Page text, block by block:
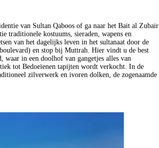
van Sultan Qaboos of ga naar het Bait al Zubair
traditionele kostuums, sieraden, wapens en
van het dagelijks leven in het sultanaat door de
en stop bij Muttrah. Hier vindt u de best
waar in een doolhof van gangetjes alles van
tot Bedoeïenen tapijten wordt verkocht. In de
zilverwerk en ivoren dolken, de zogenaamde